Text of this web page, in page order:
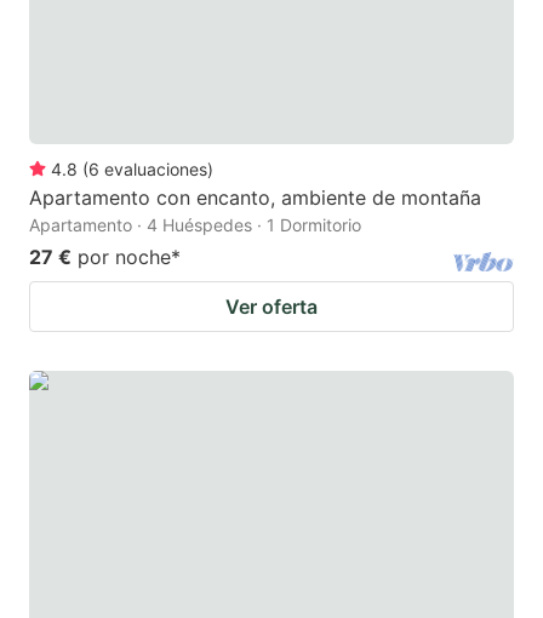
4.8 (6 evaluaciones)
Apartamento con encanto, ambiente de montaña
Apartamento · 4 Huéspedes · 1 Dormitorio
27 € por noche*
Ver oferta